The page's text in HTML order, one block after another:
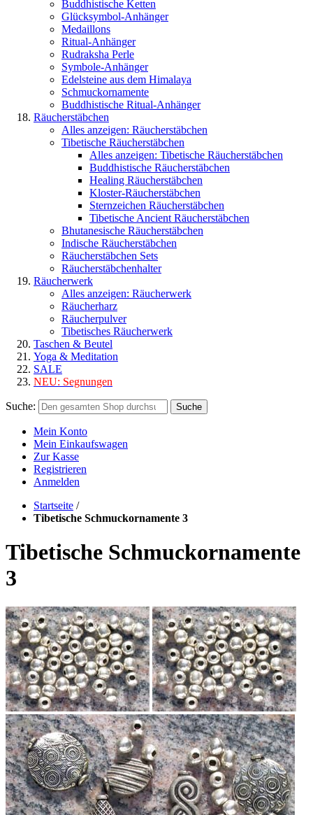
Buddhistische Ketten
Glücksymbol-Anhänger
Medaillons
Ritual-Anhänger
Rudraksha Perle
Symbole-Anhänger
Edelsteine aus dem Himalaya
Schmuckornamente
Buddhistische Ritual-Anhänger
Räucherstäbchen
Alles anzeigen: Räucherstäbchen
Tibetische Räucherstäbchen
Alles anzeigen: Tibetische Räucherstäbchen
Buddhistische Räucherstäbchen
Healing Räucherstäbchen
Kloster-Räucherstäbchen
Sternzeichen Räucherstäbchen
Tibetische Ancient Räucherstäbchen
Bhutanesische Räucherstäbchen
Indische Räucherstäbchen
Räucherstäbchen Sets
Räucherstäbchenhalter
Räucherwerk
Alles anzeigen: Räucherwerk
Räucherharz
Räucherpulver
Tibetisches Räucherwerk
Taschen & Beutel
Yoga & Meditation
SALE
NEU: Segnungen
Suche: Suche
Mein Konto
Mein Einkaufswagen
Zur Kasse
Registrieren
Anmelden
Startseite /
Tibetische Schmuckornamente 3
Tibetische Schmuckornamente
3